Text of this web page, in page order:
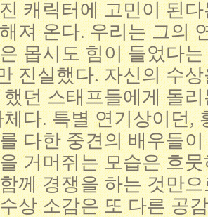
캐릭터에 고민이 된
져 온다. 우리는 그의
몹시도 힘이 들었다
진실했다. 자신의 수
던 스태프들에게 돌
다. 특별 연기상이던,
다한 중견의 배우들
거머쥐는 모습은 흐
께 경쟁을 하는 것만
상 소감은 또 다른 공